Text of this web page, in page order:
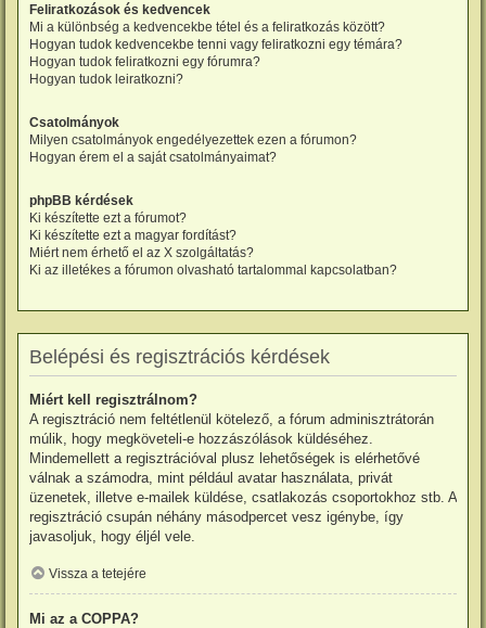
Feliratkozások és kedvencek
Mi a különbség a kedvencekbe tétel és a feliratkozás között?
Hogyan tudok kedvencekbe tenni vagy feliratkozni egy témára?
Hogyan tudok feliratkozni egy fórumra?
Hogyan tudok leiratkozni?
Csatolmányok
Milyen csatolmányok engedélyezettek ezen a fórumon?
Hogyan érem el a saját csatolmányaimat?
phpBB kérdések
Ki készítette ezt a fórumot?
Ki készítette ezt a magyar fordítást?
Miért nem érhető el az X szolgáltatás?
Ki az illetékes a fórumon olvasható tartalommal kapcsolatban?
Belépési és regisztrációs kérdések
Miért kell regisztrálnom?
A regisztráció nem feltétlenül kötelező, a fórum adminisztrátorán
múlik, hogy megköveteli-e hozzászólások küldéséhez.
Mindemellett a regisztrációval plusz lehetőségek is elérhetővé
válnak a számodra, mint például avatar használata, privát
üzenetek, illetve e-mailek küldése, csatlakozás csoportokhoz stb. A
regisztráció csupán néhány másodpercet vesz igénybe, így
javasoljuk, hogy éljél vele.
Vissza a tetejére
Mi az a COPPA?